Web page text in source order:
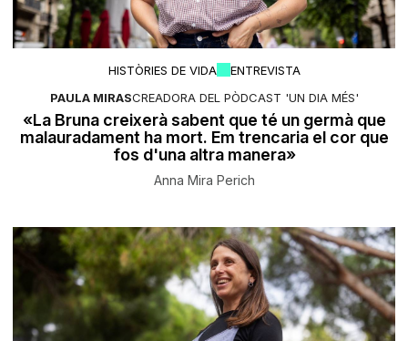
HISTÒRIES DE VIDA
ENTREVISTA
PAULA MIRASCREADORA DEL PÒDCAST 'UN DIA MÉS'
«La Bruna creixerà sabent que té un germà que
malauradament ha mort. Em trencaria el cor que
fos d'una altra manera»
Anna Mira Perich